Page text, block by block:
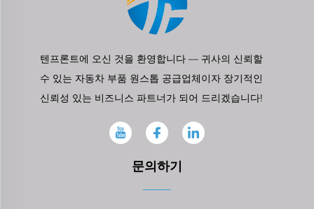
텐프론트에 오신 것을 환영합니다 — 귀사의 신뢰할
수 있는 자동차 부품 원스톱 공급업체이자 장기적인
신뢰성 있는 비즈니스 파트너가 되어 드리겠습니다!
문의하기